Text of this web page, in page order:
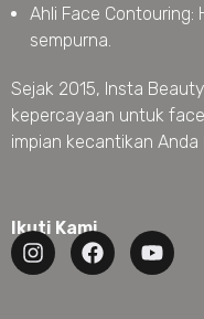
Ahli Face Contouring:
sempurna.
Sejak 2015, Insta
kepercayaan untuk
impian kecantikan
Ikuti Kami